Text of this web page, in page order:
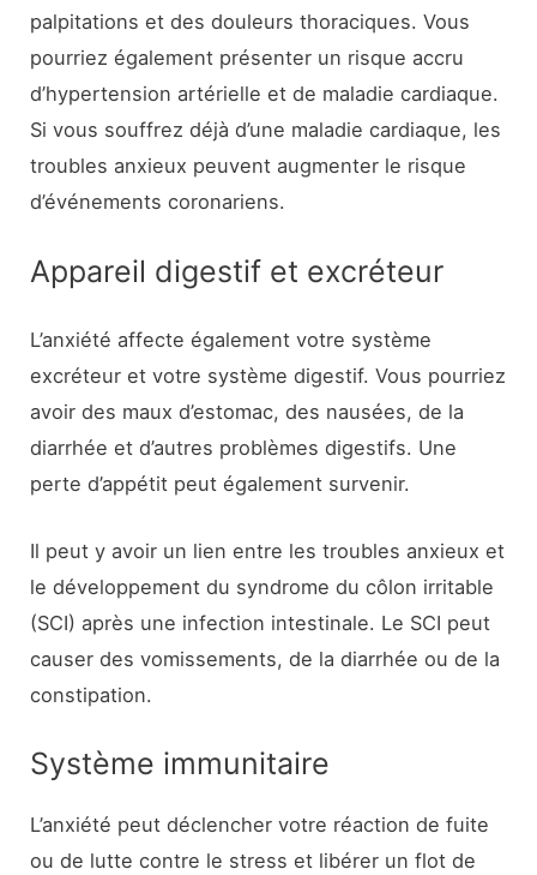
palpitations et des douleurs thoraciques. Vous
pourriez également présenter un risque accru
d’hypertension artérielle et de maladie cardiaque.
Si vous souffrez déjà d’une maladie cardiaque, les
troubles anxieux peuvent augmenter le risque
d’événements coronariens.
Appareil digestif et excréteur
L’anxiété affecte également votre système
excréteur et votre système digestif. Vous pourriez
avoir des maux d’estomac, des nausées, de la
diarrhée et d’autres problèmes digestifs. Une
perte d’appétit peut également survenir.
Il peut y avoir un lien entre les troubles anxieux et
le développement du syndrome du côlon irritable
(SCI) après une infection intestinale. Le SCI peut
causer des vomissements, de la diarrhée ou de la
constipation.
Système immunitaire
L’anxiété peut déclencher votre réaction de fuite
ou de lutte contre le stress et libérer un flot de